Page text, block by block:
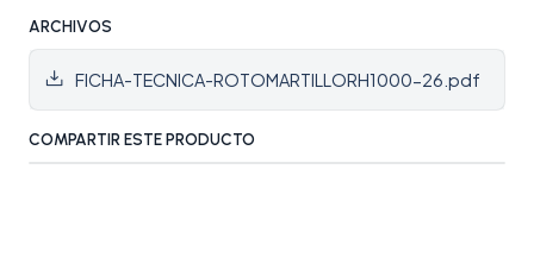
ARCHIVOS
FICHA-TECNICA-ROTOMARTILLORH1000-26.pdf
COMPARTIR ESTE PRODUCTO